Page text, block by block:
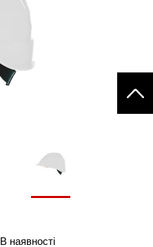
В наявності